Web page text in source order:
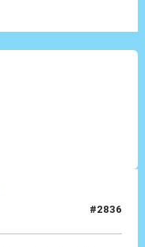
#2836